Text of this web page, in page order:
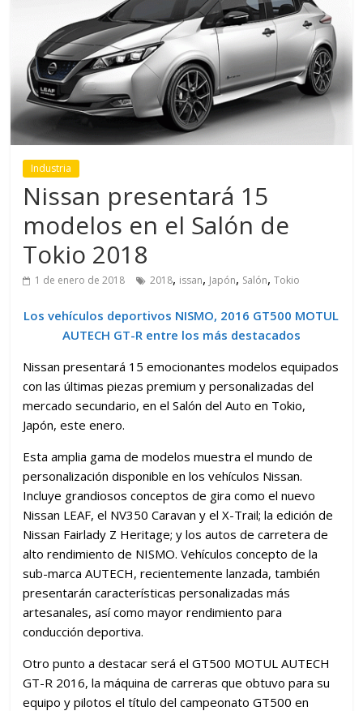
Industria
Nissan presentará 15
modelos en el Salón de
Tokio 2018
1 de enero de 2018 2018, issan, Japón, Salón,Tokio
Los vehículos deportivos NISMO, 2016 GT500 MOTUL
AUTECH GT-R entre los más destacados
Nissan presentará 15 emocionantes modelos equipados
con las últimas piezas premium y personalizadas del
mercado secundario, en el Salón del Auto en Tokio,
Japón, este enero.
Esta amplia gama de modelos muestra el mundo de
personalización disponible en los vehículos Nissan.
Incluye grandiosos conceptos de gira como el nuevo
Nissan LEAF, el NV350 Caravan y el X-Trail; la edición de
Nissan Fairlady Z Heritage; y los autos de carretera de
alto rendimiento de NISMO. Vehículos concepto de la
sub-marca AUTECH, recientemente lanzada, también
presentarán características personalizadas más
artesanales, así como mayor rendimiento para
conducción deportiva.
Otro punto a destacar será el GT500 MOTUL AUTECH
GT-R 2016, la máquina de carreras que obtuvo para su
equipo y pilotos el título del campeonato GT500 en